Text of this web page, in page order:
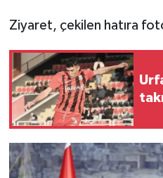
Ziyaret, çekilen hatıra